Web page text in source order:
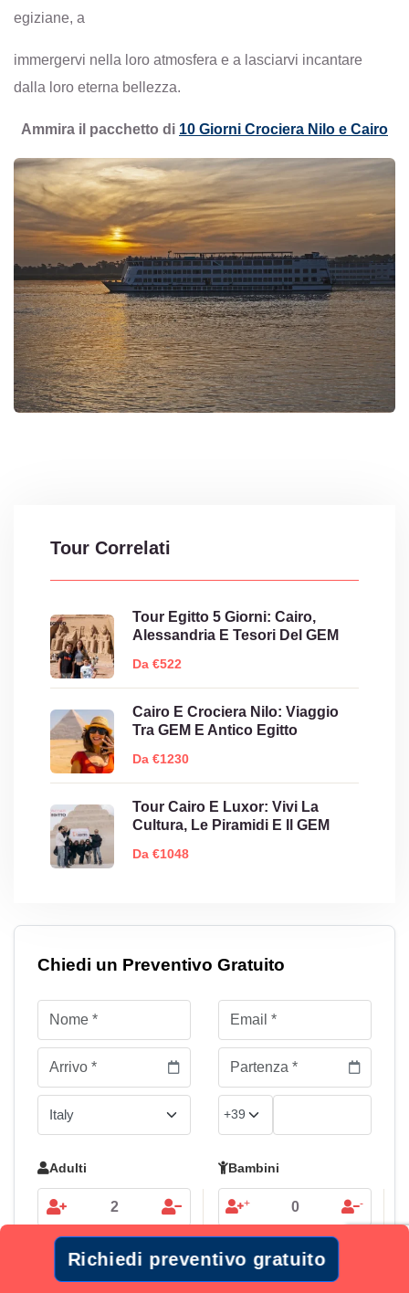
egiziane, a
immergervi nella loro atmosfera e a lasciarvi incantare
dalla loro eterna bellezza.
Ammira il pacchetto di 10 Giorni Crociera Nilo e Cairo
Tour Correlati
Tour Egitto 5 Giorni: Cairo,
Alessandria E Tesori Del GEM
Da €522
Cairo E Crociera Nilo: Viaggio
Tra GEM E Antico Egitto
Da €1230
Tour Cairo E Luxor: Vivi La
Cultura, Le Piramidi E Il GEM
Da €1048
Chiedi un Preventivo Gratuito
Adulti Bambini
+ -
Aggiungi l'offerta di volo al pacchetto di viaggio
Richiedi preventivo gratuito